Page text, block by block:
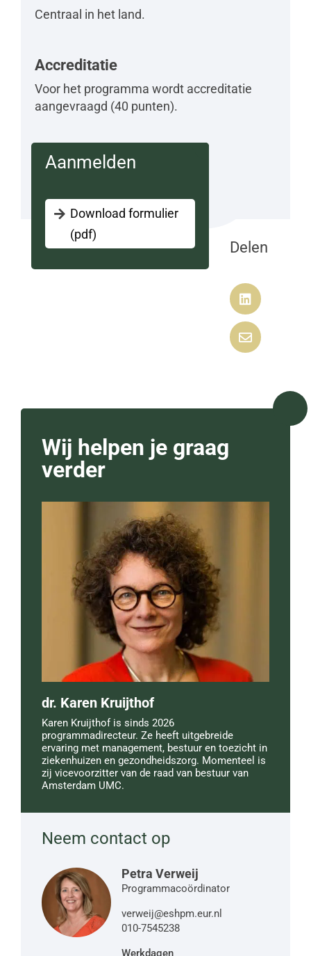
Centraal in het land.
Accreditatie
Voor het programma wordt accreditatie
aangevraagd (40 punten).
Aanmelden
Download formulier
(pdf)
Delen


Wij helpen je graag
verder
dr. Karen Kruijthof
Karen Kruijthof is sinds 2026
programmadirecteur. Ze heeft uitgebreide
ervaring met management, bestuur en toezicht in
ziekenhuizen en gezondheidszorg. Momenteel is
zij vicevoorzitter van de raad van bestuur van
Amsterdam UMC.
Neem contact op
Petra Verweij
Programmacoördinator
verweij@eshpm.eur.nl
010-7545238
Werkdagen